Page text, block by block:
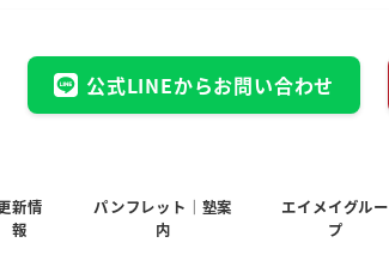
公式LINEからお問い合わせ
新情
報
パンフレット｜塾案
内
エイメイグルー
プ